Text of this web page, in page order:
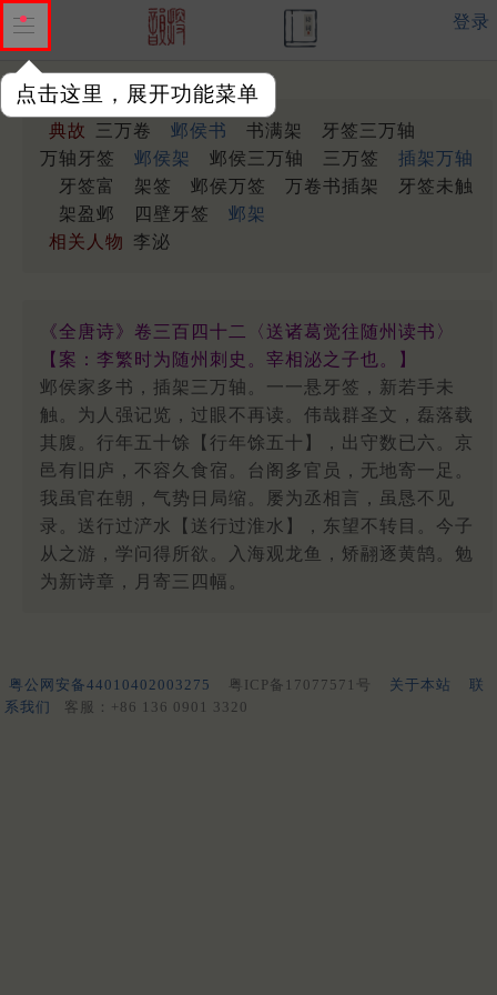
点击这里，展开功能菜单
登录
典故 三万卷 邺侯书 书满架
牙签三万轴
万轴牙签
邺侯架 邺侯三万轴 三万签
插架万轴
牙签富
架签 邺侯万签 万卷书插架
牙签未触
架盈邺
四壁牙签
邺架
相关人物
李泌
《全唐诗》卷三百四十二〈送诸葛觉往随州读书〉
【案：李繁时为随州刺史。宰相泌之子也。】
邺侯家多书，插架三万轴。一一悬牙签，新若手未
触。为人强记览，过眼不再读。伟哉群圣文，磊落载
其腹。行年五十馀【行年馀五十】，出守数已六。京
邑有旧庐，不容久食宿。台阁多官员，无地寄一足。
我虽官在朝，气势日局缩。屡为丞相言，虽恳不见
录。送行过浐水【送行过淮水】，东望不转目。今子
从之游，学问得所欲。入海观龙鱼，矫翮逐黄鹄。勉
为新诗章，月寄三四幅。
粤公网安备44010402003275 粤ICP备17077571号 关于本站
联
系我们
客服：+86 136 0901 3320